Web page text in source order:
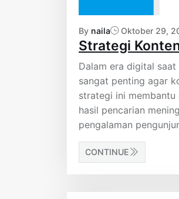
By naila Oktober 29,
Strategi
Dalam era digital
sangat penting agar
strategi ini membantu
hasil pencarian
pengalaman
CONTINUE